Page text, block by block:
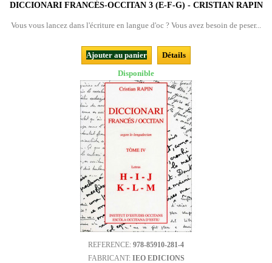
DICCIONARI FRANCÉS-OCCITAN 3 (E-F-G) - CRISTIAN RAPIN
Vous vous lancez dans l'écriture en langue d'oc ? Vous avez besoin de peser...
Ajouter au panier
Détails
Disponible
REFERENCE: 978-85910-281-4
FABRICANT: IEO EDICIONS